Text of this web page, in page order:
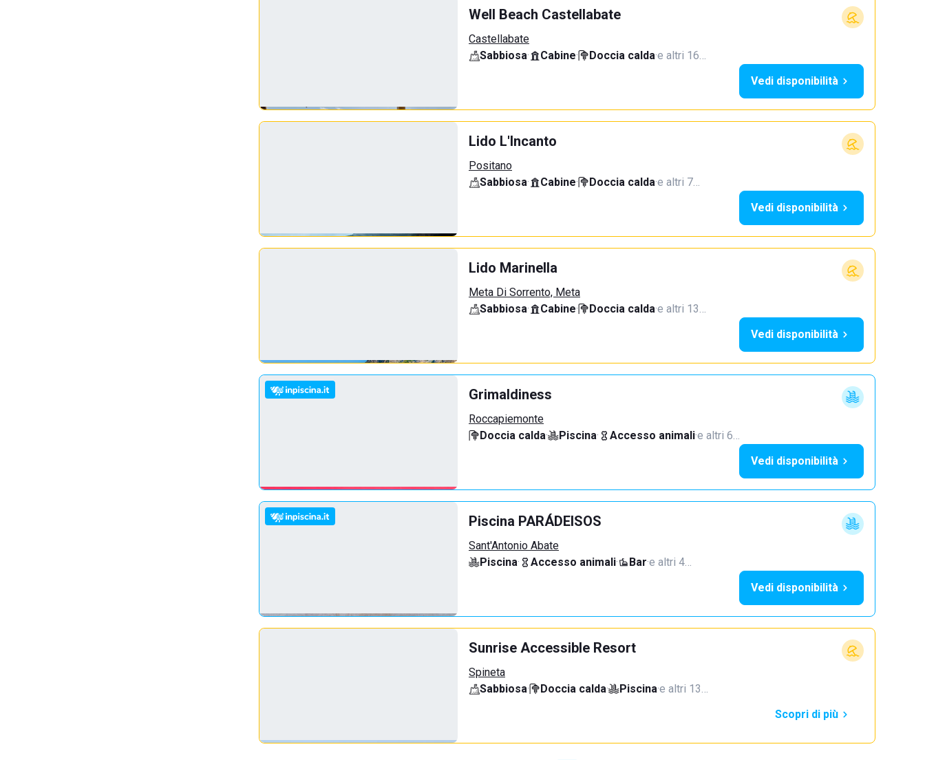
Well Beach Castellabate
Castellabate
Sabbiosa· Cabine· Doccia calda·e altri 16…
Vedi disponibilità
Lido L'Incanto
Positano
Sabbiosa· Cabine· Doccia calda·e altri 7…
Vedi disponibilità
Lido Marinella
Meta Di Sorrento, Meta
Sabbiosa· Cabine· Doccia calda·e altri 13…
Vedi disponibilità
Grimaldiness
Roccapiemonte
Doccia calda· Piscina· Accesso animali·e altri 6…
Vedi disponibilità
Piscina PARÁDEISOS
Sant'Antonio Abate
Piscina· Accesso animali· Bar·e altri 4…
Vedi disponibilità
Sunrise Accessible Resort
Spineta
Sabbiosa· Doccia calda· Piscina·e altri 13…
Scopri di più